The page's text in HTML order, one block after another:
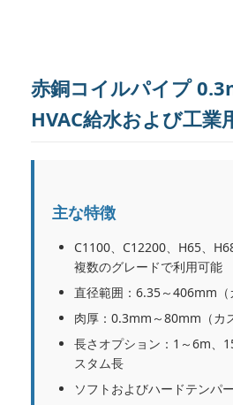
赤銅コイルパイプ
HVAC給水および工業
主な特徴
C1100、C12200、H65、
複数のグレードで利用可能
直径範囲：6.35～406mm（
肉厚：0.3mm～80mm（カ
長さオプション：1～6m、
スタム長
ソフトおよびハードテンパ